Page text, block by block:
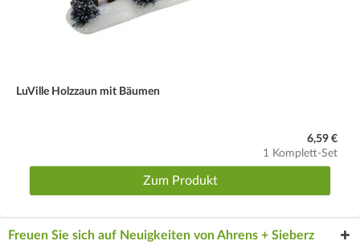
LuVille Holzzaun mit Bäumen
6,59 €
1 Komplett-Set
Zum Produkt
Freuen Sie sich auf Neuigkeiten von Ahrens + Sieberz